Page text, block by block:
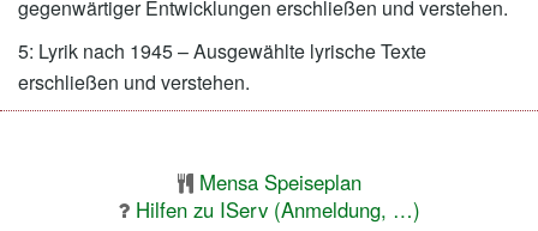
gegenwärtiger Entwicklungen erschließen und verstehen.
5: Lyrik nach 1945 – Ausgewählte lyrische Texte
erschließen und verstehen.
Mensa Speiseplan
Hilfen zu IServ (Anmeldung, …)